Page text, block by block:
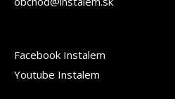
Facebook Instalem
Youtube Instalem